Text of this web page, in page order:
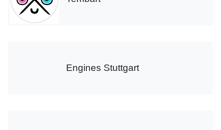
Engines Stuttgart